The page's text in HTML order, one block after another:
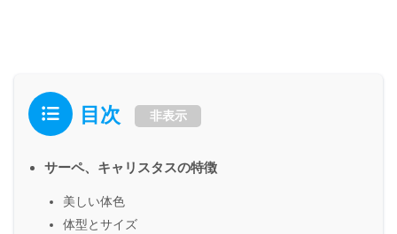
目次 非表示
サーペ、キャリスタスの特徴
美しい体色
体型とサイズ